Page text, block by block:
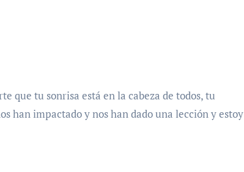
que tu sonrisa está en la cabeza de todos, tu
han impactado y nos han dado una lección y estoy